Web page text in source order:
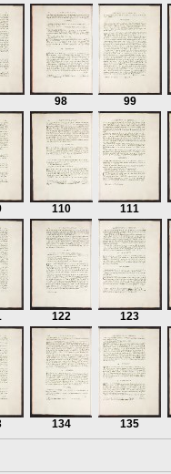
98 99
110 111
122 123
134 135